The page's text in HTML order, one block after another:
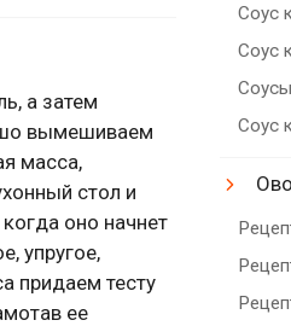
а затем
вымешиваем
масса,
стол и
оно начнет
упругое,
придаем тесту
ее
Соус
Соус
Соус